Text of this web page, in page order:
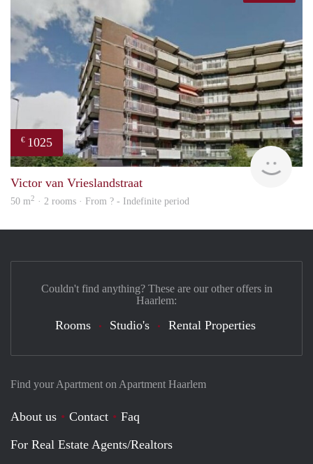
€ 1025
Victor van Vrieslandstraat
50 m2 · 2 rooms · From ? - Indefinite period
Find your Apartment on Apartment Haarlem
About us Contact
Faq
For Real Estate Agents/Realtors
Couldn't find anything? These are our other offers in
Haarlem:
Rooms Studio's Rental Properties